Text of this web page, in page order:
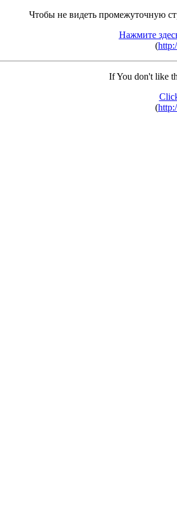
Чтобы не видеть промежуточную
Нажмите
(
If You don't like
(